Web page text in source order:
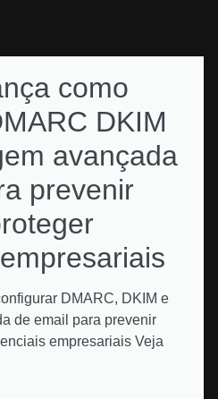
como
DKIM
avançada
prevenir
DMARC, DKIM e
de email para prevenir
empresariais Veja